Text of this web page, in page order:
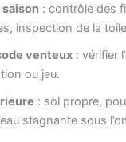
saison : contrôle des
inspection de la
venteux : vérifier
ou jeu.
: sol propre,
stagnante sous